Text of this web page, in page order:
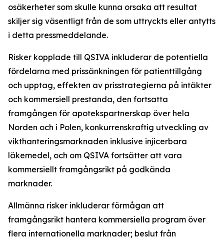
osäkerheter som skulle kunna orsaka att resultat
skiljer sig väsentligt från de som uttryckts eller antytts
i detta pressmeddelande.
Risker kopplade till QSIVA inkluderar de potentiella
fördelarna med prissänkningen för patienttillgång
och upptag, effekten av prisstrategierna på intäkter
och kommersiell prestanda, den fortsatta
framgången för apotekspartnerskap över hela
Norden och i Polen, konkurrenskraftig utveckling av
vikthanteringsmarknaden inklusive injicerbara
läkemedel, och om QSIVA fortsätter att vara
kommersiellt framgångsrikt på godkända
marknader.
Allmänna risker inkluderar förmågan att
framgångsrikt hantera kommersiella program över
flera internationella marknader; beslut från